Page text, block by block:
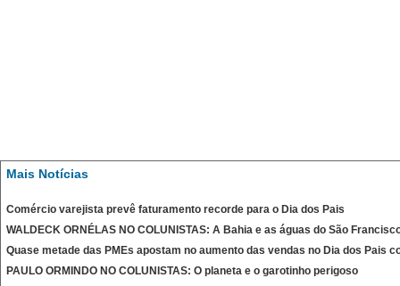
Mais Notícias
Comércio varejista prevê faturamento recorde para o Dia dos Pais
WALDECK ORNÉLAS NO COLUNISTAS: A Bahia e as águas do São
Quase metade das PMEs apostam no aumento das vendas no Dia dos Pais
PAULO ORMINDO NO COLUNISTAS: O planeta e o garotinho perigoso